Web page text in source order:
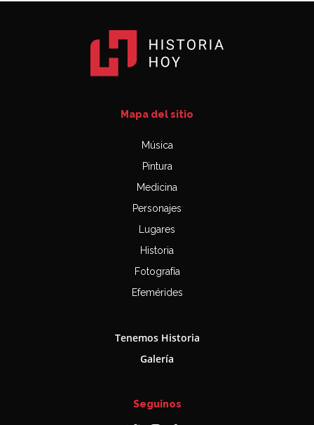
Mapa del sitio
Música
Pintura
Medicina
Personajes
Lugares
Historia
Fotografía
Efemérides
Tenemos Historia
Galería
Seguinos